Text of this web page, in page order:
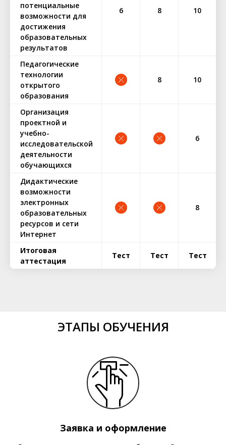
потенциальные
возможности для
достижения
образовательных
результатов
6 8 10
Педагогические
технологии
открытого
образования
8 10
Организация
проектной и
учебно-
исследовательской
деятельности
обучающихся
6
Дидактические
возможности
электронных
образовательных
ресурсов и сети
Интернет
8
Итоговая
аттестация
Тест Тест Тест
ЭТАПЫ ОБУЧЕНИЯ
Заявка и оформление